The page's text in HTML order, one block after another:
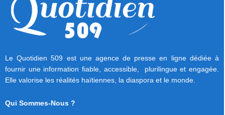
Le Quotidien 509 est une agence de presse en ligne dédiée à
fournir une information fiable, accessible, plurilingue et engagée.
Elle valorise les réalités haïtiennes, la diaspora et le monde.
Qui Sommes-Nous ?